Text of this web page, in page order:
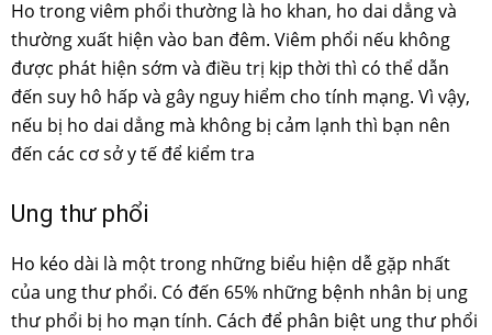
Ho trong viêm phổi thường là ho khan, ho dai dẳng và
thường xuất hiện vào ban đêm. Viêm phổi nếu không
được phát hiện sớm và điều trị kịp thời thì có thể dẫn
đến suy hô hấp và gây nguy hiểm cho tính mạng. Vì vậy,
nếu bị ho dai dẳng mà không bị cảm lạnh thì bạn nên
đến các cơ sở y tế để kiểm tra
Ung thư phổi
Ho kéo dài là một trong những biểu hiện dễ gặp nhất
của ung thư phổi. Có đến 65% những bệnh nhân bị ung
thư phổi bị ho mạn tính. Cách để phân biệt ung thư phổi